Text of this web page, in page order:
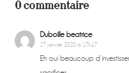
0 commentaire
Duboille beatrice
27 janvier 2020 à 17h17
Eh oui beaucoup